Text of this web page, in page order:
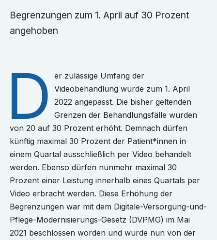
Begrenzungen zum 1. April auf 30 Prozent
angehoben
D
er zulässige Umfang der
Videobehandlung wurde zum 1. April
2022 angepasst. Die bisher geltenden
Grenzen der Behandlungsfälle wurden
von 20 auf 30 Prozent erhöht. Demnach dürfen
künftig maximal 30 Prozent der Patient*innen in
einem Quartal ausschließlich per Video behandelt
werden. Ebenso dürfen nunmehr maximal 30
Prozent einer Leistung innerhalb eines Quartals per
Video erbracht werden. Diese Erhöhung der
Begrenzungen war mit dem Digitale-Versorgung-und-
Pflege-Modernisierungs-Gesetz (DVPMG) im Mai
2021 beschlossen worden und wurde nun von der